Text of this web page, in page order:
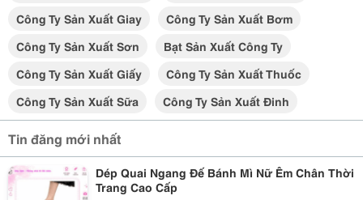
Công Ty Sản Xuất Giay
Công Ty Sản Xuất Bơm
Công Ty Sản Xuất Sơn
Bạt Sản Xuất Công Ty
Công Ty Sản Xuất Giấy
Công Ty Sản Xuất Thuốc
Công Ty Sản Xuất Sữa
Công Ty Sản Xuất Đinh
Tin đăng mới nhất
Dép Quai Ngang Đế Bánh Mì Nữ Êm Chân Thời
Trang Cao Cấp